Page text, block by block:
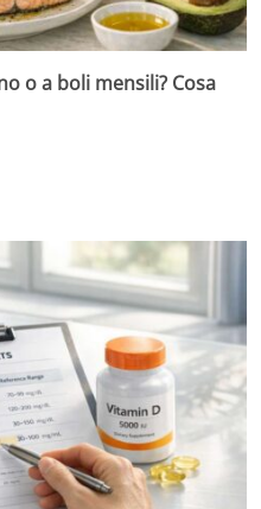
o a boli mensili? Cosa